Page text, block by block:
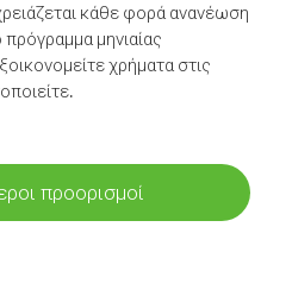
κάθε φορά ανανέωση
μηνιαίας
χρήματα στις
προορισμοί